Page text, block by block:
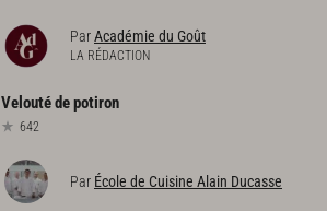
ParAcadémie du Goût
LA RÉDACTION
Veloutédepotiron
642
Par École de Cuisine Alain Ducasse